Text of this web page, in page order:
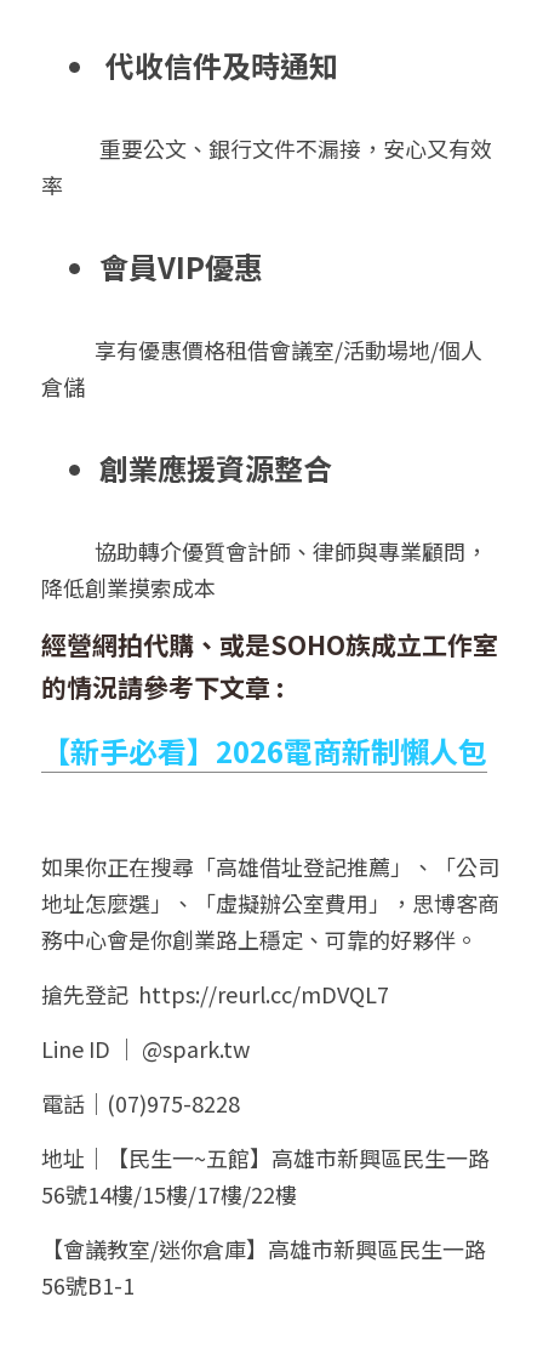
代收信件及時通知
率
會員VIP優惠
倉儲
創業應援資源整合
協助轉介優質會計師、律師與專業顧問，
降低創業摸索成本
經營網拍代購、或是SOHO族成立工作室
的情況請參考下文章 :
【新手必看】2026電商新制懶人包
如果你正在搜尋「高雄借址登記推薦」、「公司
地址怎麼選」、「虛擬辦公室費用」，思博客商
務中心會是你創業路上穩定、可靠的好夥伴。
搶先登記  https://reurl.cc/mDVQL7
Line ID ｜ @spark.tw
電話｜(07)975-8228
地址｜【民生一~五館】高雄市新興區民生一路
56號14樓/15樓/17樓/22樓
【會議教室/迷你倉庫】高雄市新興區民生一路
56號B1-1